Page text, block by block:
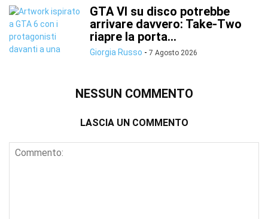
GTA VI su disco potrebbe
arrivare davvero: Take-Two
riapre la porta...
Giorgia Russo - 7 Agosto 2026
NESSUN COMMENTO
LASCIA UN COMMENTO